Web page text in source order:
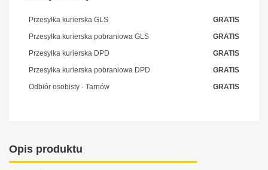
Przesyłka kurierska GLS
GRATIS
Przesyłka kurierska pobraniowa GLS
GRATIS
Przesyłka kurierska DPD
GRATIS
Przesyłka kurierska pobraniowa DPD
GRATIS
Odbiór osobisty - Tarnów
GRATIS
Opis produktu